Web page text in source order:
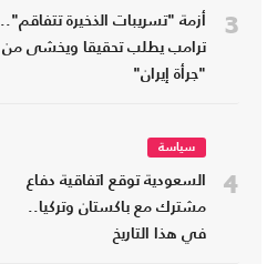
3
أزمة "تسريبات الذخيرة تتفاقم"..
ترامب يطلب تحقيقا ويخشى من
"جرأة إيران"
4
سياسة
السعودية توقع اتفاقية دفاع
مشترك مع باكستان وتركيا..
في هذا التاريخ